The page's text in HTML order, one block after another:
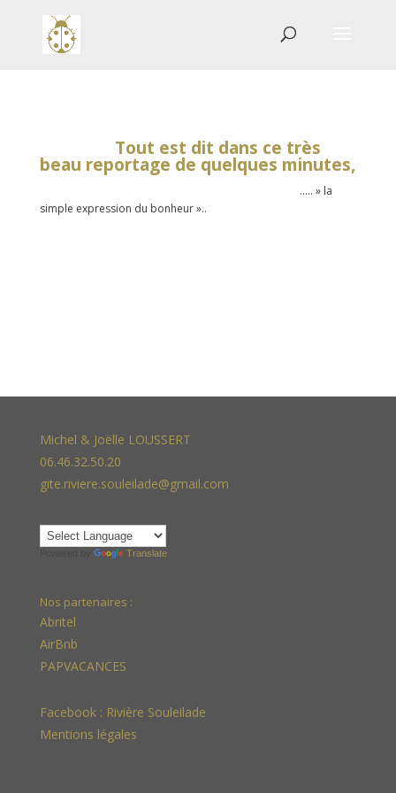
Tout est dit dans ce très
beau reportage de quelques minutes,
….. » la
simple expression du bonheur »..
Michel & Joëlle LOUSSERT
06.46.32.50.20
gite.riviere.souleilade@gmail.com
Translate
Nos partenaires :
Abritel
AirBnb
PAPVACANCES
Facebook : Rivière Souleilade
Mentions légales